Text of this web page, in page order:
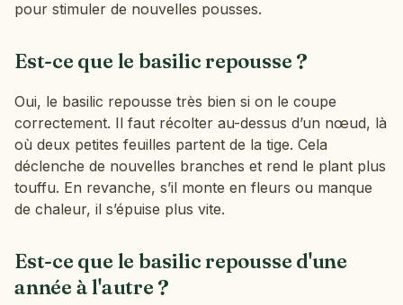
pour stimuler de nouvelles pousses.
Est-ce que le basilic repousse ?
Oui, le basilic repousse très bien si on le coupe
correctement. Il faut récolter au-dessus d’un nœud, là
où deux petites feuilles partent de la tige. Cela
déclenche de nouvelles branches et rend le plant plus
touffu. En revanche, s’il monte en fleurs ou manque
de chaleur, il s’épuise plus vite.
Est-ce que le basilic repousse d'une
année à l'autre ?